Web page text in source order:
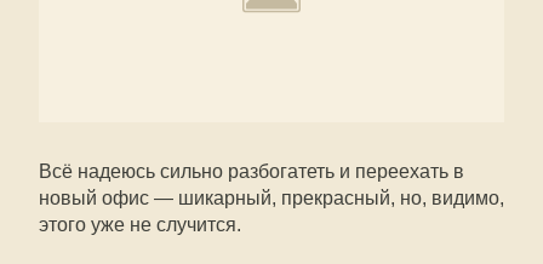
Всё надеюсь сильно разбогатеть и переехать в
новый офис — шикарный, прекрасный, но, видимо,
этого уже не случится.